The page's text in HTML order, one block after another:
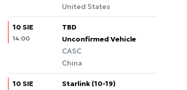
United States
10 SIE
14:00
TBD
Unconfirmed Vehicle
CASC
China
10 SIE
Starlink (10-19)